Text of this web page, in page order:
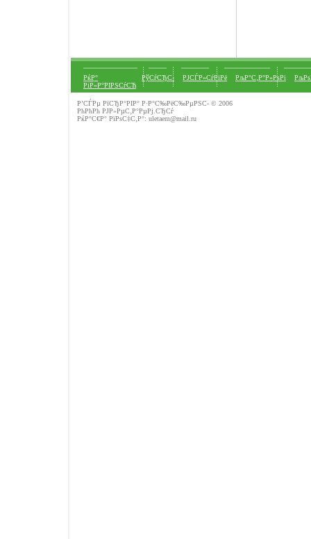
РќР°
РіР»Р°РІРЅСѓСЋ
РўСѓСЂС‹ РЈСЃР»СѓРіРё РљР°С‚Р°Р»РѕРі
Р’СЃРµ РїСЂР°РІР° Р·Р°С‰РёС‰РµРЅС‹ © 2006
РћРћРћ РЈР»РµС‚Р°РµРј.СЂСѓ
РќР°С€Р° РїРѕС‡С‚Р°: uletaem@mail.ru